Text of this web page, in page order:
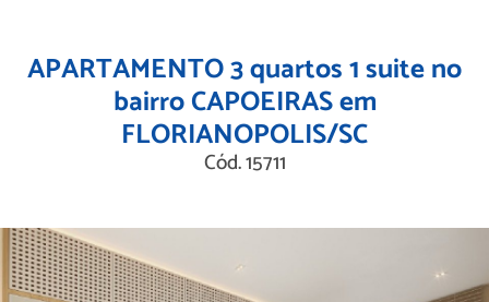
APARTAMENTO 3 quartos 1 suite no
bairro CAPOEIRAS em
FLORIANOPOLIS/SC
Cód. 15711